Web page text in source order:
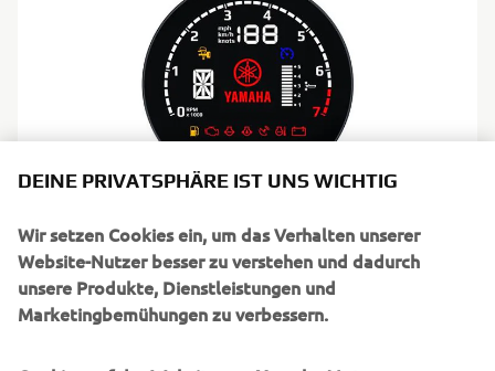
Digitaler 6VM Drehzahlmesser
Mit dem digitalen 6VM Drehzahlmesser erhältst Du alle
Daten, die Du als erfahrener Skipper brauchst – die
Drehzahl, Trimmung, Kraftstoff, Spannung und
DEINE PRIVATSPHÄRE IST UNS WICHTIG
Wir setzen Cookies ein, um das Verhalten unserer
Website-Nutzer besser zu verstehen und dadurch
unsere Produkte, Dienstleistungen und
Marketingbemühungen zu verbessern.